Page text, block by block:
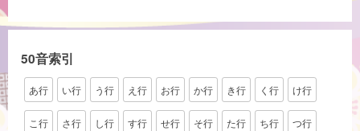
ゲ
ー
シ
ョ
ン
50音索引
あ行 い行 う行 え行 お行 か行 き行 く行 け行
こ行 さ行 し行 す行 せ行 そ行 た行 ち行 つ行